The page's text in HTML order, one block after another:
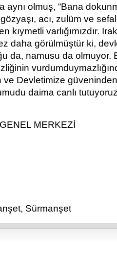
aynı olmuş, “Bana
gözyaşı, acı, zulüm ve
kıymetli varlığımızdır.
daha görülmüştür ki,
da, namusu da olmuyor.
Devletimize güveninden
daima canlı
MERKEZİ
, Sürmanşet